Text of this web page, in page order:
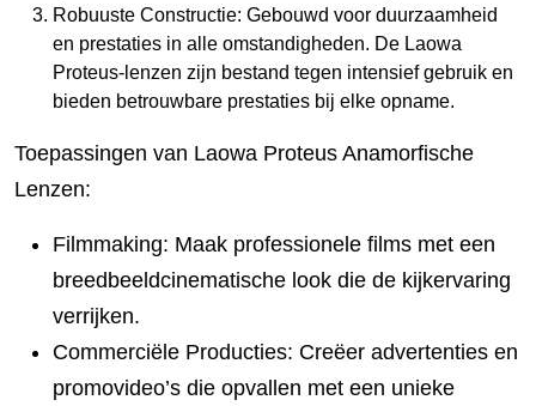
Robuuste Constructie: Gebouwd voor duurzaamheid
en prestaties in alle omstandigheden. De Laowa
Proteus-lenzen zijn bestand tegen intensief gebruik en
bieden betrouwbare prestaties bij elke opname.
Toepassingen van Laowa Proteus Anamorfische
Lenzen:
Filmmaking: Maak professionele films met een
breedbeeldcinematische look die de kijkervaring
verrijken.
Commerciële Producties: Creëer advertenties en
promovideo’s die opvallen met een unieke